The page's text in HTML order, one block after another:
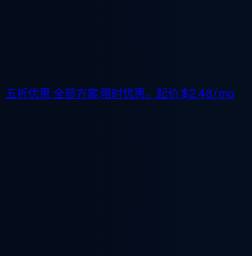
五折优惠 全部方案,限时优惠。起价$2.48/mo